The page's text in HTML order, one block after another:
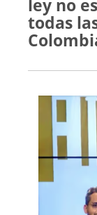
ley no
todas